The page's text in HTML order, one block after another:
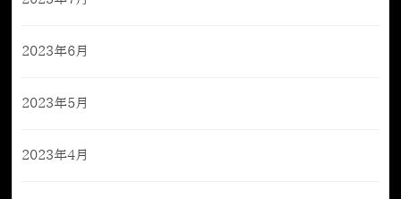
2023年6月
2023年5月
2023年4月